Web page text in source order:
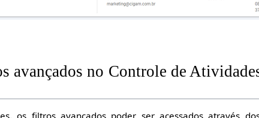
avançados no Controle de
os filtros avançados poder ser acessados através